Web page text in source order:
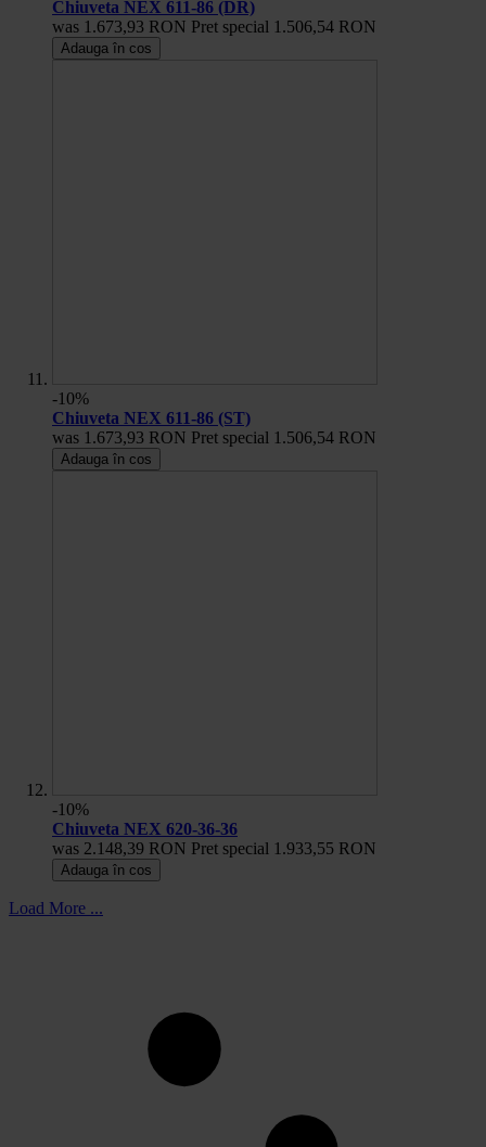
Chiuveta NEX 611-86 (DR)
was 1.673,93 RON Pret special 1.506,54 RON
Adauga în cos
-10%
Chiuveta NEX 611-86 (ST)
was 1.673,93 RON Pret special 1.506,54 RON
Adauga în cos
-10%
Chiuveta NEX 620-36-36
was 2.148,39 RON Pret special 1.933,55 RON
Adauga în cos
Load More ...